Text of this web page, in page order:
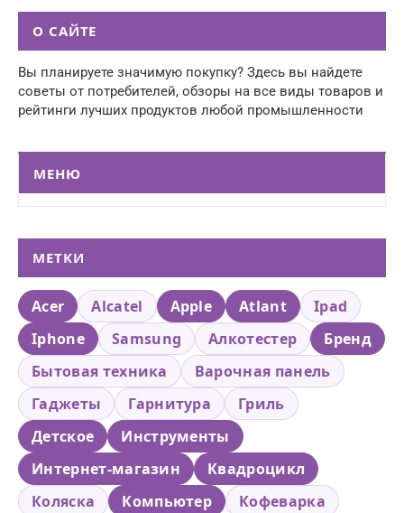
О САЙТЕ
Вы планируете значимую покупку? Здесь вы найдете
советы от потребителей, обзоры на все виды товаров и
рейтинги лучших продуктов любой промышленности
МЕНЮ
МЕТКИ
Acer Alcatel Apple Atlant
Ipad
Iphone
Samsung Алкотестер
Бренд
Бытовая техника
Варочная панель
Гаджеты
Гарнитура
Гриль
Детское
Инструменты
Интернет-магазин
Квадроцикл
Коляска
Компьютер
Кофеварка